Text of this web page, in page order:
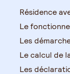
Résidence
Le
Les
Le calcul de
Les